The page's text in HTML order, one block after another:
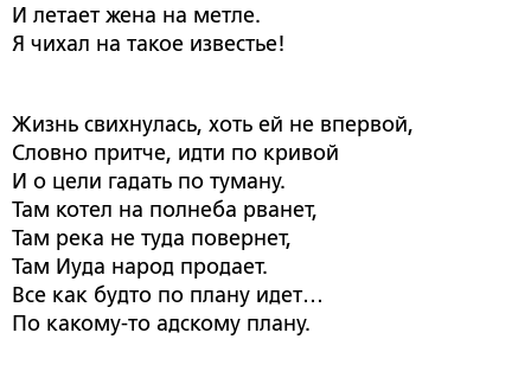
И летает жена на метле.
Я чихал на такое известье!
Жизнь свихнулась, хоть ей не впервой,
Словно притче, идти по кривой
И о цели гадать по туману.
Там котел на полнеба рванет,
Там река не туда повернет,
Там Иуда народ продает.
Все как будто по плану идет…
По какому-то адскому плану.